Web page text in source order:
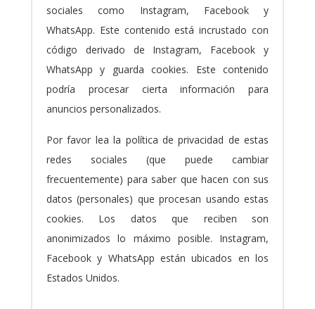
sociales como Instagram, Facebook y
WhatsApp. Este contenido está incrustado con
código derivado de Instagram, Facebook y
WhatsApp y guarda cookies. Este contenido
podría procesar cierta información para
anuncios personalizados.
Por favor lea la política de privacidad de estas
redes sociales (que puede cambiar
frecuentemente) para saber que hacen con sus
datos (personales) que procesan usando estas
cookies. Los datos que reciben son
anonimizados lo máximo posible. Instagram,
Facebook y WhatsApp están ubicados en los
Estados Unidos.